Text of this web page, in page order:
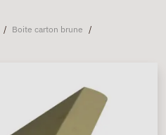
/ Boite carton brune /